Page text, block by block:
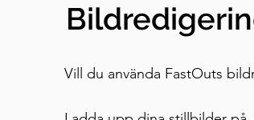
Vill du använda FastOuts